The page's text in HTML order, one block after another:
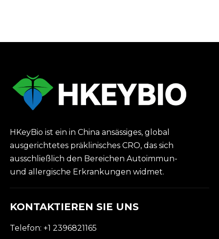
HKeyBio ist ein in China ansässiges, global
ausgerichtetes präklinisches CRO, das sich
ausschließlich den Bereichen Autoimmun-
und allergische Erkrankungen widmet.
KONTAKTIEREN SIE UNS
Telefon: +1 2396821165